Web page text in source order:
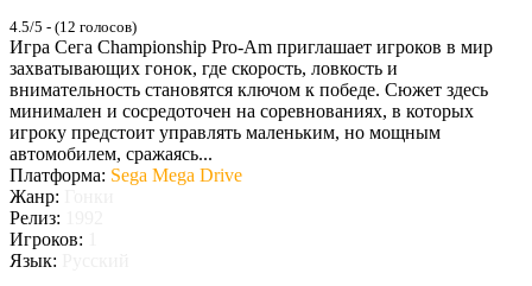
4.5/5 - (12 голосов)
Игра Сега Championship Pro-Am приглашает игроков в мир
захватывающих гонок, где скорость, ловкость и
внимательность становятся ключом к победе. Сюжет здесь
минимален и сосредоточен на соревнованиях, в которых
игроку предстоит управлять маленьким, но мощным
автомобилем, сражаясь...
Платформа: Sega Mega Drive
Жанр:
Релиз:
Игроков:
Язык: